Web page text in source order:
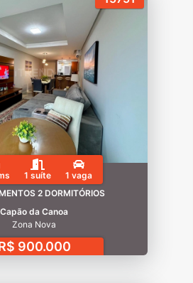
1 suíte
1 vaga
2 DORMITÓRIOS
Capão da Canoa
Zona Nova
900.000